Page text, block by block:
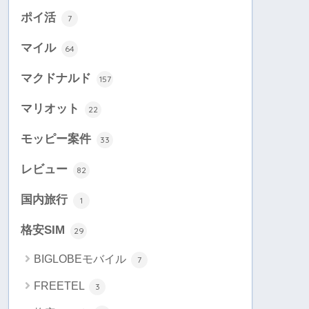
ポイ活 7
マイル 64
マクドナルド 157
マリオット 22
モッピー案件 33
レビュー 82
国内旅行 1
格安SIM 29
BIGLOBEモバイル 7
FREETEL 3